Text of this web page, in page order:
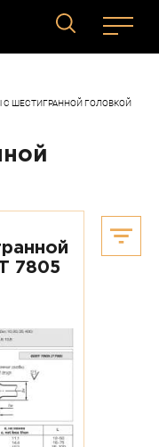
С ШЕСТИГРАННОЙ ГОЛОВКОЙ
7805